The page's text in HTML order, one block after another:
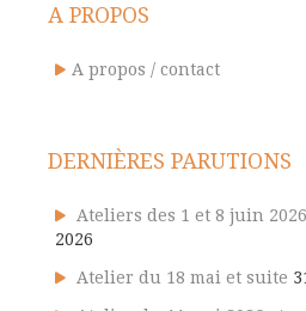
A PROPOS
A propos / contact
DERNIÈRES PARUTIONS
Ateliers des 1 et 8 juin
2026
Atelier du 18 mai et suite